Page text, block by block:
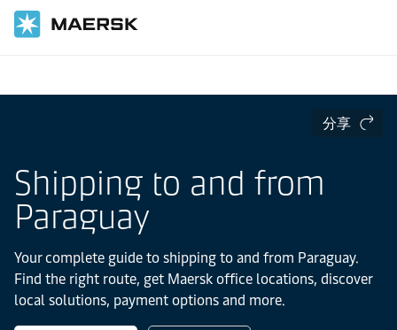
分享
Shipping to and from
Paraguay
Your complete guide to shipping to and from Paraguay.
Find the right route, get Maersk office locations, discover
local solutions, payment options and more.